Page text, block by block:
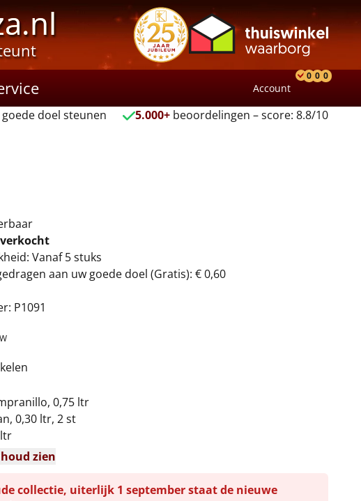
Account
0 0 0
goede doel steunen 5.000+ beoordelingen – score: 8.8/10
Vanaf 5 stuks
aan uw goede doel (Gratis): € 0,60
P1091
0,75 ltr
0,30 ltr, 2 st
zien
collectie, uiterlijk 1 september staat de nieuwe